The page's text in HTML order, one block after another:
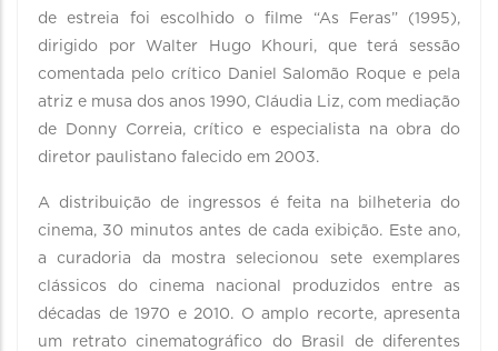
de estreia foi escolhido o filme “As Feras” (1995),
dirigido por Walter Hugo Khouri, que terá sessão
comentada pelo crítico Daniel Salomão Roque e pela
atriz e musa dos anos 1990, Cláudia Liz, com mediação
de Donny Correia, crítico e especialista na obra do
diretor paulistano falecido em 2003.
A distribuição de ingressos é feita na bilheteria do
cinema, 30 minutos antes de cada exibição. Este ano,
a curadoria da mostra selecionou sete exemplares
clássicos do cinema nacional produzidos entre as
décadas de 1970 e 2010. O amplo recorte, apresenta
um retrato cinematográfico do Brasil de diferentes